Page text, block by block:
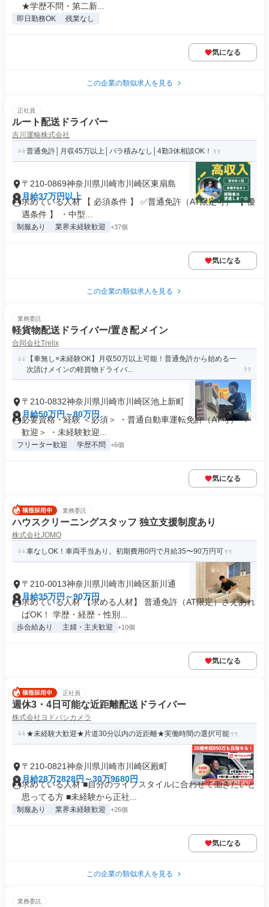
★学歴不問・第二新...
即日勤務OK 残業なし
気になる
この企業の類似求人を見る
正社員
ルート配送ドライバー
吉川運輸株式会社
普通免許│月収45万以上│バラ積みなし│4勤3休相談OK！
〒210-0869神奈川県川崎市川崎区東扇島
月給37万円以上
求めている人材 【 必須条件 】 ✅普通免許（AT限定可） 【 優
遇条件 】 ・中型...
制服あり 業界未経験歓迎 +37個
気になる
この企業の類似求人を見る
業務委託
軽貨物配送ドライバー/置き配メイン
合同会社Trelix
【車無し×未経験OK】月収50万以上可能！普通免許から始める一
次請けメインの軽貨物ドライバ...
〒210-0832神奈川県川崎市川崎区池上新町
月給50万円～80万円
必要資格・経験 ＜必須＞ ・普通自動車運転免許（AT可） ＜
歓迎＞ ・未経験歓迎...
フリーター歓迎 学歴不問 +6個
気になる
業務委託
ハウスクリーニングスタッフ 独立支援制度あり
株式会社JOMO
車なしOK！車両手当あり。初期費用0円で月給35〜90万円可
〒210-0013神奈川県川崎市川崎区新川通
月給35万円～90万円
求めている人材 【求める人材】 普通免許（AT限定）さえあれ
ばOK！ 学歴・経歴・性別...
歩合給あり 主婦・主夫歓迎 +10個
気になる
正社員
週休3・4日可能な近距離配送ドライバー
株式会社ヨドバシカメラ
★未経験大歓迎★片道30分以内の近距離★実働時間の選択可能
〒210-0821神奈川県川崎市川崎区殿町
月給28万2828円～30万9680円
求めている人材 ■自分のライフスタイルに合わせて働きたいと
思ってる方 ■未経験から正社...
制服あり 業界未経験歓迎 +26個
気になる
この企業の類似求人を見る
業務委託